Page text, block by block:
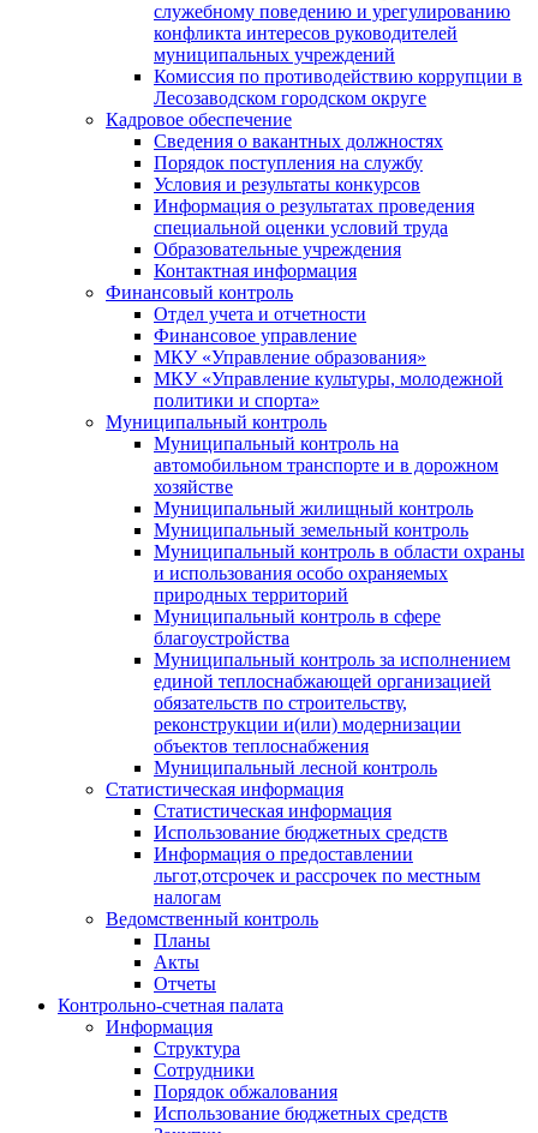
служебному поведению и урегулированию
конфликта интересов руководителей
муниципальных учреждений
Комиссия по противодействию коррупции в
Лесозаводском городском округе
Кадровое обеспечение
Сведения о вакантных должностях
Порядок поступления на службу
Условия и результаты конкурсов
Информация о результатах проведения
специальной оценки условий труда
Образовательные учреждения
Контактная информация
Финансовый контроль
Отдел учета и отчетности
Финансовое управление
МКУ «Управление образования»
МКУ «Управление культуры, молодежной
политики и спорта»
Муниципальный контроль
Муниципальный контроль на
автомобильном транспорте и в дорожном
хозяйстве
Муниципальный жилищный контроль
Муниципальный земельный контроль
Муниципальный контроль в области охраны
и использования особо охраняемых
природных территорий
Муниципальный контроль в сфере
благоустройства
Муниципальный контроль за исполнением
единой теплоснабжающей организацией
обязательств по строительству,
реконструкции и(или) модернизации
объектов теплоснабжения
Муниципальный лесной контроль
Статистическая информация
Статистическая информация
Использование бюджетных средств
Информация о предоставлении
льгот,отсрочек и рассрочек по местным
налогам
Ведомственный контроль
Планы
Акты
Отчеты
Контрольно-счетная палата
Информация
Структура
Сотрудники
Порядок обжалования
Использование бюджетных средств